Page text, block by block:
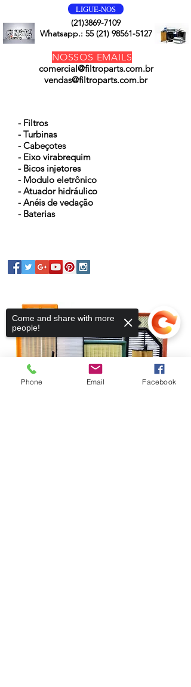
LIGUE-NOS
(21)3869-7109
Whatsapp.: 55 (21) 98561-5127
NOSSOS EMAILS
comercial@filtroparts.com.br
vendas@filtroparts.com.br
- Filtros
- Turbinas
- Cabeçotes
- Eixo virabrequim
- Bicos injetores
- Modulo eletrônico
- Atuador hidráulico
- Anéis de vedação
- Baterias
Phone Email Facebook
Come and share with more
people!